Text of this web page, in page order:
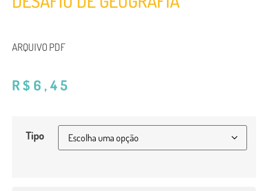
ARQUIVO PDF
R$ 6,45
Tipo